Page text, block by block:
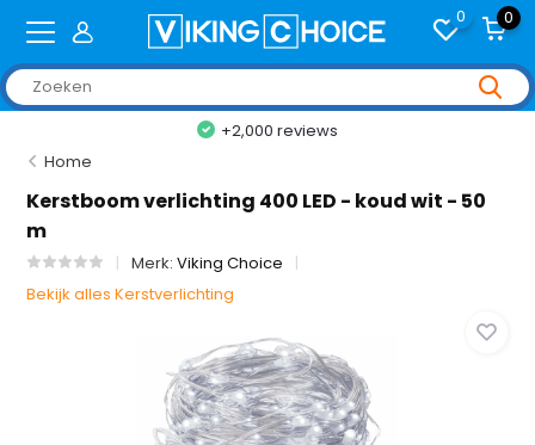
0 0
+2,000 reviews
Home
Kerstboom verlichting 400 LED - koud wit - 50
m
Merk:Viking Choice
Bekijk alles Kerstverlichting